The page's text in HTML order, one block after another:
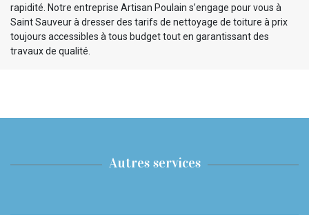
rapidité. Notre entreprise Artisan Poulain s’engage pour vous à
Saint Sauveur à dresser des tarifs de nettoyage de toiture à prix
toujours accessibles à tous budget tout en garantissant des
travaux de qualité.
Autres services